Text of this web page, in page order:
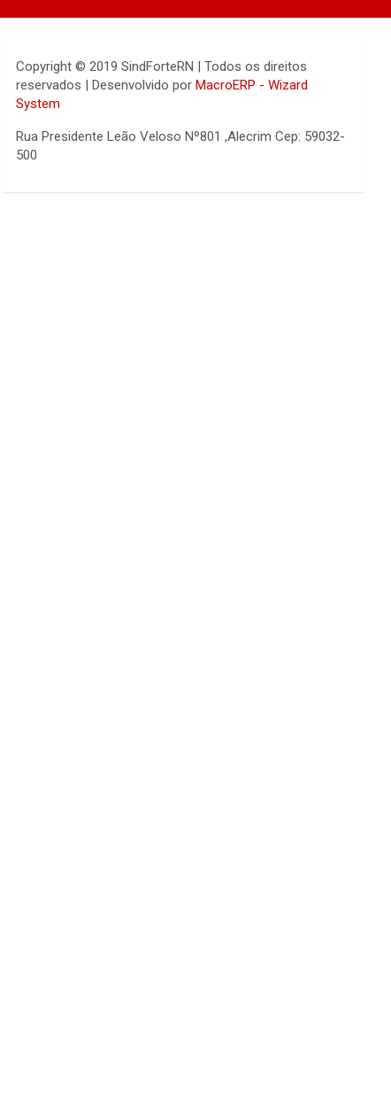
Copyright © 2019 SindForteRN | Todos os direitos
reservados | Desenvolvido porMacroERP - Wizard
System
Rua Presidente Leão Veloso Nº801 ,Alecrim Cep: 59032-
500